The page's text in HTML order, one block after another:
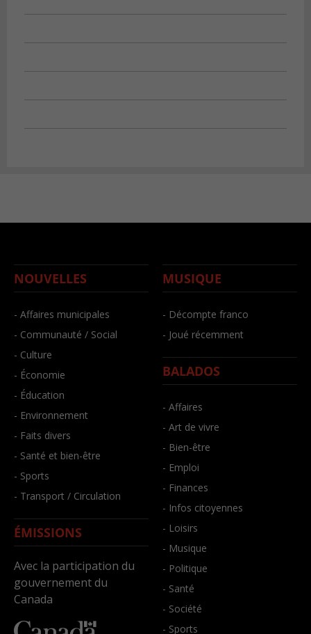
NOUVELLES
- Affaires municipales
- Communauté / Social
- Culture
- Économie
- Éducation
- Environnement
- Faits divers
- Santé et bien-être
- Sports
- Transport / Circulation
ÉMISSIONS
Avec la participation du
gouvernement du
Canada
MUSIQUE
- Décompte franco
- Joué récemment
BALADOS
- Affaires
- Art de vivre
- Bien-être
- Emploi
- Finances
- Infos citoyennes
- Loisirs
- Musique
- Politique
- Santé
- Société
- Sports